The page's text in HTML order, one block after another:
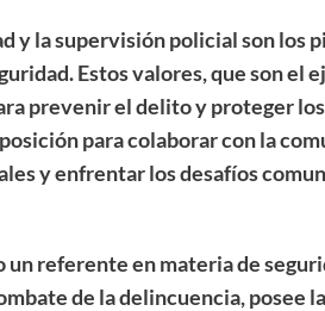
y la supervisión policial son los
Estos valores, que son el
prevenir el delito y proteger
para colaborar con la
y enfrentar los desafíos
un referente en materia de
de la delincuencia, posee